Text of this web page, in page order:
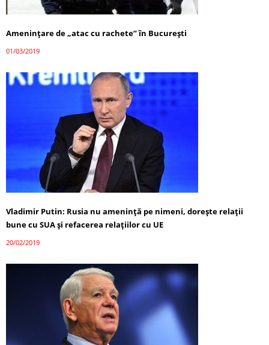
Ameninţare de „atac cu rachete” în Bucureşti
01/03/2019
Vladimir Putin: Rusia nu ameninţă pe nimeni, doreşte relaţii
bune cu SUA și refacerea relațiilor cu UE
20/02/2019